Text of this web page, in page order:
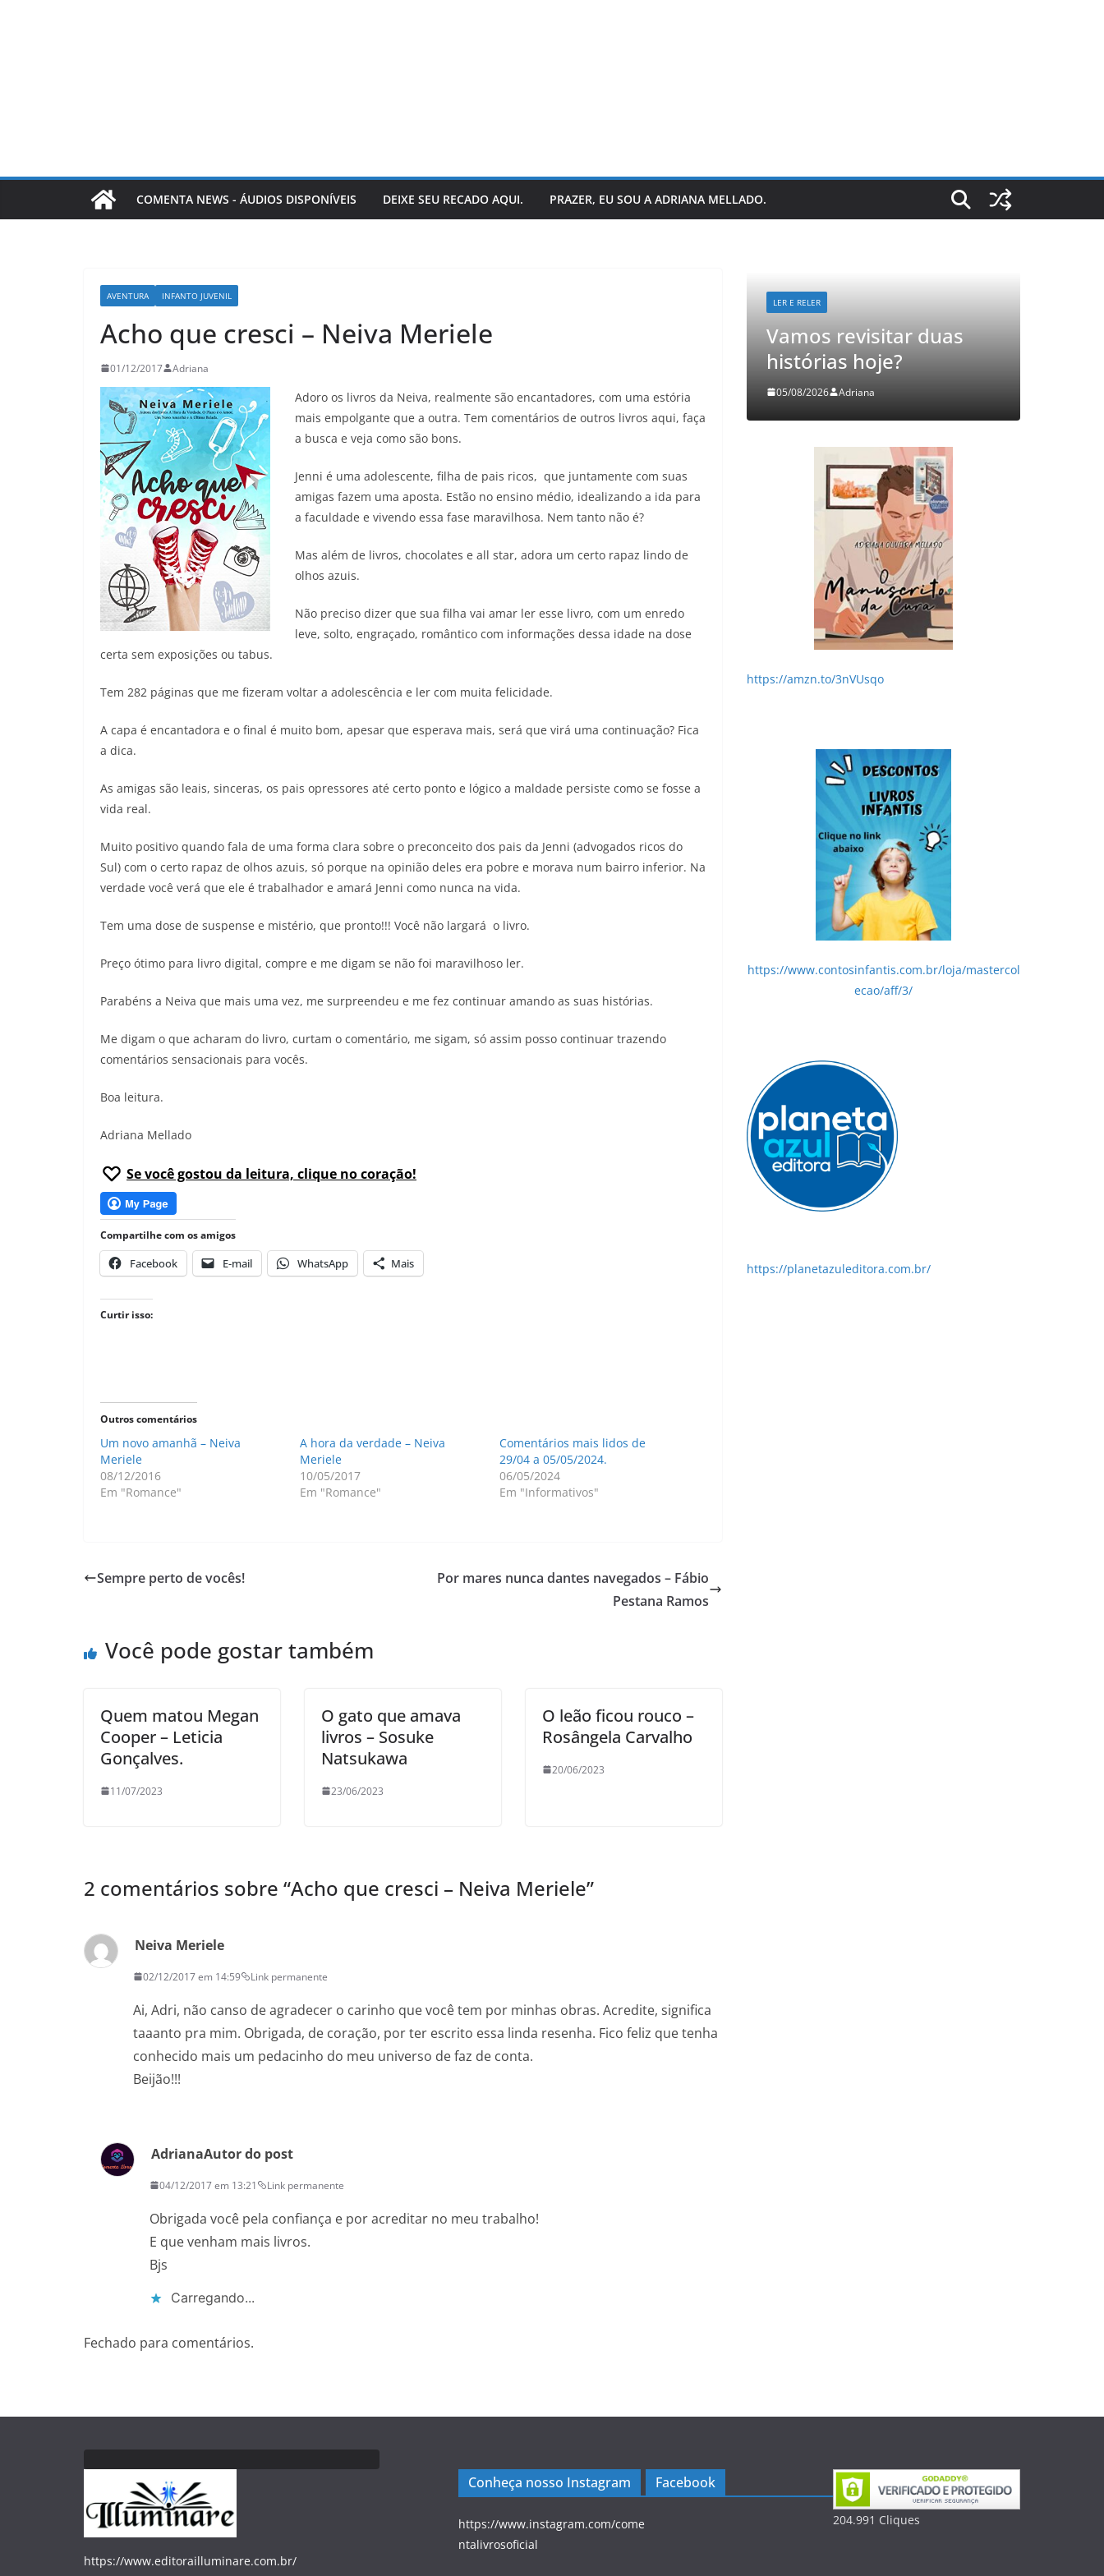
COMENTA NEWS - ÁUDIOS DISPONÍVEIS DEIXE SEU RECADO AQUI. PRAZER, EU SOU A ADRIANA MELLADO.
AVENTURA INFANTO JUVENIL
Acho que cresci – Neiva Meriele
01/12/2017 Adriana
Adoro os livros da Neiva, realmente são encantadores, com uma estória
mais empolgante que a outra. Tem comentários de outros livros aqui, faça
a busca e veja como são bons.
Jenni é uma adolescente, filha de pais ricos, que juntamente com suas
amigas fazem uma aposta. Estão no ensino médio, idealizando a ida para
a faculdade e vivendo essa fase maravilhosa. Nem tanto não é?
Mas além de livros, chocolates e all star, adora um certo rapaz lindo de
olhos azuis.
Não preciso dizer que sua filha vai amar ler esse livro, com um enredo
leve, solto, engraçado, romântico com informações dessa idade na dose
certa sem exposições ou tabus.
Tem 282 páginas que me fizeram voltar a adolescência e ler com muita felicidade.
A capa é encantadora e o final é muito bom, apesar que esperava mais, será que virá uma continuação? Fica
a dica.
As amigas são leais, sinceras, os pais opressores até certo ponto e lógico a maldade persiste como se fosse a
vida real.
Muito positivo quando fala de uma forma clara sobre o preconceito dos pais da Jenni (advogados ricos do
Sul) com o certo rapaz de olhos azuis, só porque na opinião deles era pobre e morava num bairro inferior. Na
verdade você verá que ele é trabalhador e amará Jenni como nunca na vida.
Tem uma dose de suspense e mistério, que pronto!!! Você não largará o livro.
Preço ótimo para livro digital, compre e me digam se não foi maravilhoso ler.
Parabéns a Neiva que mais uma vez, me surpreendeu e me fez continuar amando as suas histórias.
Me digam o que acharam do livro, curtam o comentário, me sigam, só assim posso continuar trazendo
comentários sensacionais para vocês.
Boa leitura.
Adriana Mellado
Se você gostou da leitura, clique no coração!
Compartilhe com os amigos
Facebook E-mail WhatsApp Mais
Curtir isso:
Outros comentários
Um novo amanhã – Neiva
Meriele
08/12/2016
Em "Romance"
A hora da verdade – Neiva
Meriele
10/05/2017
Em "Romance"
Comentários mais lidos de
29/04 a 05/05/2024.
06/05/2024
Em "Informativos"
Sempre perto de vocês!
Por mares nunca dantes navegados – Fábio
Pestana Ramos
Você pode gostar também
Quem matou Megan
Cooper – Leticia
Gonçalves.
11/07/2023
O gato que amava
livros – Sosuke
Natsukawa
23/06/2023
O leão ficou rouco –
Rosângela Carvalho
20/06/2023
2 comentários sobre “Acho que cresci – Neiva Meriele”
Neiva Meriele
02/12/2017 em 14:59 Link permanente
Ai, Adri, não canso de agradecer o carinho que você tem por minhas obras. Acredite, significa
taaanto pra mim. Obrigada, de coração, por ter escrito essa linda resenha. Fico feliz que tenha
conhecido mais um pedacinho do meu universo de faz de conta.
Beijão!!!
AdrianaAutor do post
04/12/2017 em 13:21 Link permanente
Obrigada você pela confiança e por acreditar no meu trabalho!
E que venham mais livros.
Bjs
Carregando...
Fechado para comentários.
mágica de dois livros
26/05/2026 Adriana
Vamos revisitar duas
05/08/2026 Adriana
Já imaginou como seria
revisitar suas histórias
favoritas?
03/08/2026
https://amzn.to/3nVUsqo
https://www.contosinfantis.com.br/loja/mastercol
ecao/aff/3/
https://planetazuleditora.com.br/
https://www.editorailluminare.com.br/
Conheça nosso Instagram
https://www.instagram.com/come
ntalivrosoficial
Facebook
204.991 Cliques